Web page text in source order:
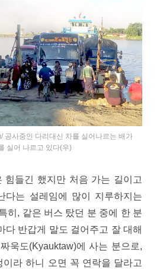
공사중인 다리대신 차를 실어나르는 배가
실어 나르고 있다(우)
힘들긴 했지만 처음 가는 길이고
다는 설레임에 많이 지루하지는
히, 같은 버스 탔던 분 중에 한 분
다 반갑게 말도 걸어주고 잘 대해
욱도(Kyauktaw)에 사는 분으로,
라 하니 오면 꼭 연락을 달라고